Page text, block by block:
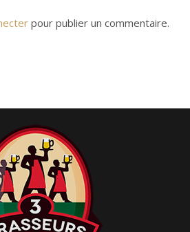
pour publier un commentaire.